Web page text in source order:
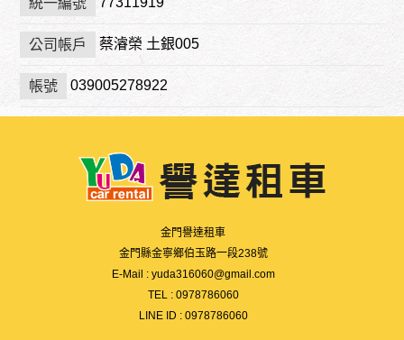
統一編號
公司帳戶 蔡濬榮 土銀005
帳號 039005278922
金門譽達租車
金門縣金寧鄉伯玉路一段238號
E-Mail : yuda316060@gmail.com
TEL : 0978786060
LINE ID : 0978786060